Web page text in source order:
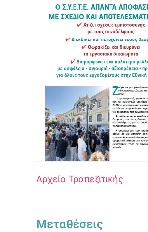
Αρχείο Τραπεζιτικής
Μεταθέσεις